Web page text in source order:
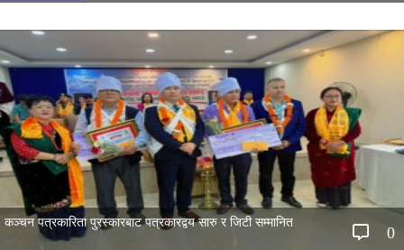
0
कञ्चन पत्रकारिता पुरस्कारबाट पत्रकारद्वय सारु र जिटी सम्मानित